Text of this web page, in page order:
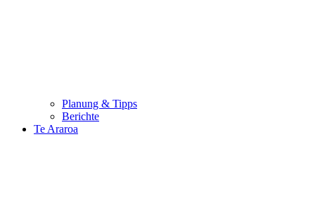
Planung & Tipps
Berichte
Te Araroa